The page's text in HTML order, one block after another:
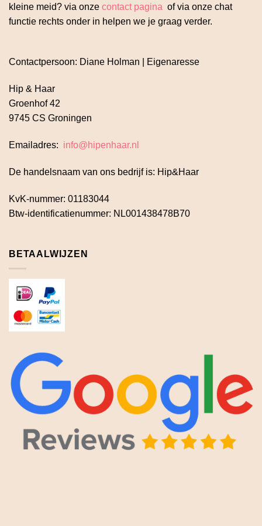
kleine meid? via onze contact pagina of via onze chat
functie rechts onder in helpen we je graag verder.
Contactpersoon: Diane Holman | Eigenaresse
Hip & Haar
Groenhof 42
9745 CS Groningen
Emailadres: info@hipenhaar.nl
De handelsnaam van ons bedrijf is: Hip&Haar
KvK-nummer: 01183044
Btw-identificatienummer: NL001438478B70
BETAALWIJZEN